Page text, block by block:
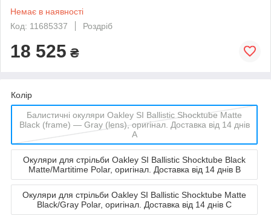
Немає в наявності
Код: 11685337
Роздріб
18 525 ₴
Колір
Балистичні окуляри Oakley SI Ballistic Shocktube Matte
Black (frame) — Gray (lens), оригінал. Доставка від 14 днів
A
Окуляри для стрільби Oakley SI Ballistic Shocktube Black
Matte/Martitime Polar, оригінал. Доставка від 14 днів B
Окуляри для стрільби Oakley SI Ballistic Shocktube Matte
Black/Gray Polar, оригінал. Доставка від 14 днів C